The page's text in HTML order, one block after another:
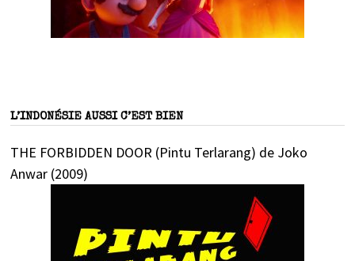
L’INDONÉSIE AUSSI C’EST BIEN
THE FORBIDDEN DOOR (Pintu Terlarang) de Joko
Anwar (2009)